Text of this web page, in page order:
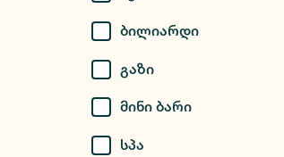
Ბილიარდი
Გაზი
Მინი Ბარი
Სპა